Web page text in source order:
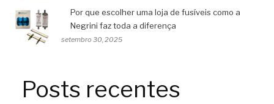
Por que escolher uma loja de fusíveis como a
Negrini faz toda a diferença
setembro 30, 2025
Posts recentes